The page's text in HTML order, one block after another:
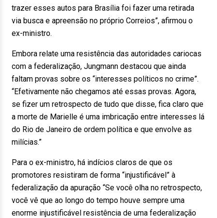
trazer esses autos para Brasília foi fazer uma retirada
via busca e apreensão no próprio Correios”, afirmou o
ex-ministro.
Embora relate uma resistência das autoridades cariocas
com a federalização, Jungmann destacou que ainda
faltam provas sobre os “interesses políticos no crime”.
“Efetivamente não chegamos até essas provas. Agora,
se fizer um retrospecto de tudo que disse, fica claro que
a morte de Marielle é uma imbricação entre interesses lá
do Rio de Janeiro de ordem política e que envolve as
milícias.”
Para o ex-ministro, há indícios claros de que os
promotores resistiram de forma “injustificável” à
federalização da apuração “Se você olha no retrospecto,
você vê que ao longo do tempo houve sempre uma
enorme injustificável resistência de uma federalização